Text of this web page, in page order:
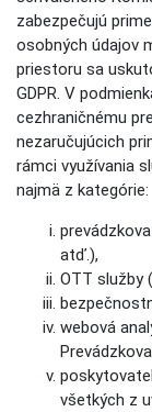
zabezpečujú
osobných údajov
priestoru sa
GDPR. V
cezhraničnému
nezaručujúcich
rámci využívania
najmä z kategórie:
atď.),
OTT služby
webová
všetkých z